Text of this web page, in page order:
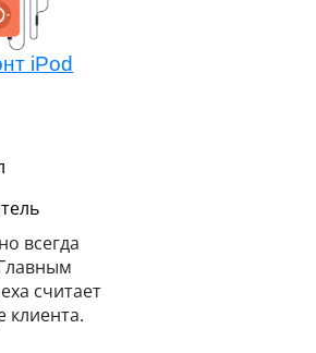
iPod
всегда
считает
клиента.